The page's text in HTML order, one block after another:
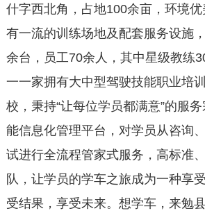
什字西北角，占地100余亩，环境
有一流的训练场地及配套服务设施
余台，员工70余人，其中星级教练
一一家拥有大中型驾驶技能职业培
校，秉持“让每位学员都满意”的服
能信息化管理平台，对学员从咨询
试进行全流程管家式服务，高标准
队，让学员的学车之旅成为一种享
受结果，享受未来。想学车，来勉